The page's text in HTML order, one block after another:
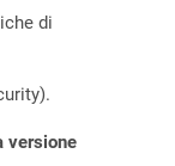
di
versione